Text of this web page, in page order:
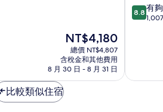
現
在
價
格
為
NT$4,180
總價 NT$4,807
含稅金和其他費用
8 月 30 日 - 8 月 31 日
畢
德
蘭
8.8
分，
夠
8.8 有
比較類似住宿